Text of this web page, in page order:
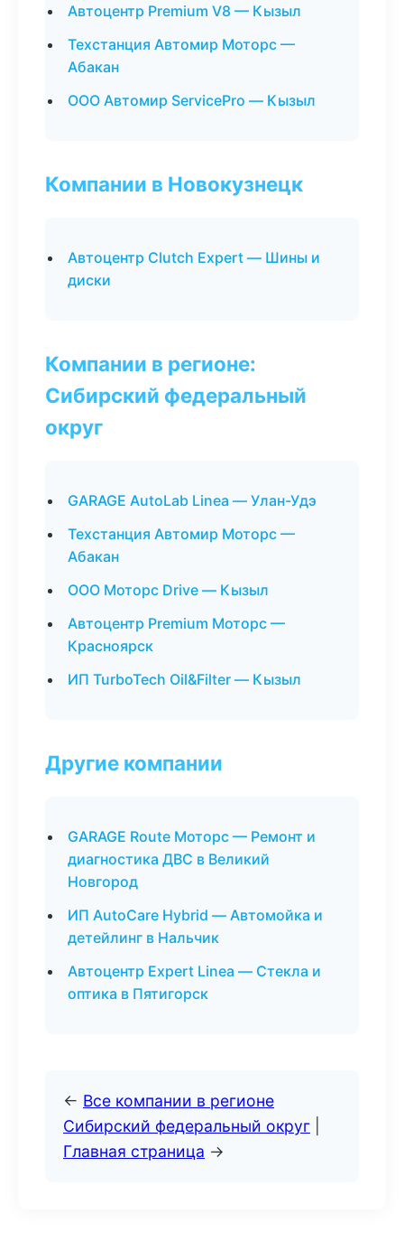
Автоцентр Premium V8 — Кызыл
Техстанция Автомир Моторс —
Абакан
ООО Автомир ServicePro — Кызыл
Компании в Новокузнецк
Автоцентр Clutch Expert — Шины и
диски
Компании в регионе:
Сибирский федеральный
округ
GARAGE AutoLab Linea — Улан-Удэ
Техстанция Автомир Моторс —
Абакан
ООО Моторс Drive — Кызыл
Автоцентр Premium Моторс —
Красноярск
ИП TurboTech Oil&Filter — Кызыл
Другие компании
GARAGE Route Моторс — Ремонт и
диагностика ДВС в Великий
Новгород
ИП AutoCare Hybrid — Автомойка и
детейлинг в Нальчик
Автоцентр Expert Linea — Стекла и
оптика в Пятигорск
← Все компании в регионе
Сибирский федеральный округ
Главная страница →